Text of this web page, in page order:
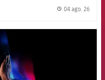
04 ago. 26
FCB Barcelona badge